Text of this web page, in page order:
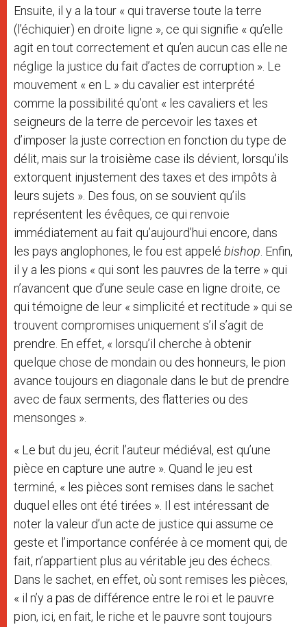
Ensuite, il y a la tour « qui traverse toute la terre
(l’échiquier) en droite ligne », ce qui signifie « qu’elle
agit en tout correctement et qu’en aucun cas elle ne
néglige la justice du fait d’actes de corruption ». Le
mouvement « en L » du cavalier est interprété
comme la possibilité qu’ont « les cavaliers et les
seigneurs de la terre de percevoir les taxes et
d’imposer la juste correction en fonction du type de
délit, mais sur la troisième case ils dévient, lorsqu’ils
extorquent injustement des taxes et des impôts à
leurs sujets ». Des fous, on se souvient qu’ils
représentent les évêques, ce qui renvoie
immédiatement au fait qu’aujourd’hui encore, dans
les pays anglophones, le fou est appelé bishop . Enfin,
il y a les pions « qui sont les pauvres de la terre » qui
n’avancent que d’une seule case en ligne droite, ce
qui témoigne de leur « simplicité et rectitude » qui se
trouvent compromises uniquement s’il s’agit de
prendre. En effet, « lorsqu’il cherche à obtenir
quelque chose de mondain ou des honneurs, le pion
avance toujours en diagonale dans le but de prendre
avec de faux serments, des flatteries ou des
mensonges ».
« Le but du jeu, écrit l’auteur médiéval, est qu’une
pièce en capture une autre ». Quand le jeu est
terminé, « les pièces sont remises dans le sachet
duquel elles ont été tirées ». Il est intéressant de
noter la valeur d’un acte de justice qui assume ce
geste et l’importance conférée à ce moment qui, de
fait, n’appartient plus au véritable jeu des échecs.
Dans le sachet, en effet, où sont remises les pièces,
« il n’y a pas de différence entre le roi et le pauvre
pion, ici, en fait, le riche et le pauvre sont toujours